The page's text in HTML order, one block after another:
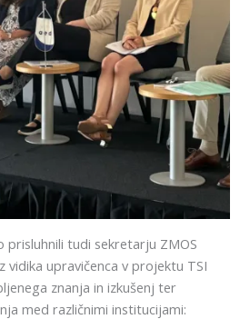
prisluhnili tudi sekretarju ZMOS
vidika upravičenca v projektu TSI
znanja in izkušenj ter
med različnimi institucijami: